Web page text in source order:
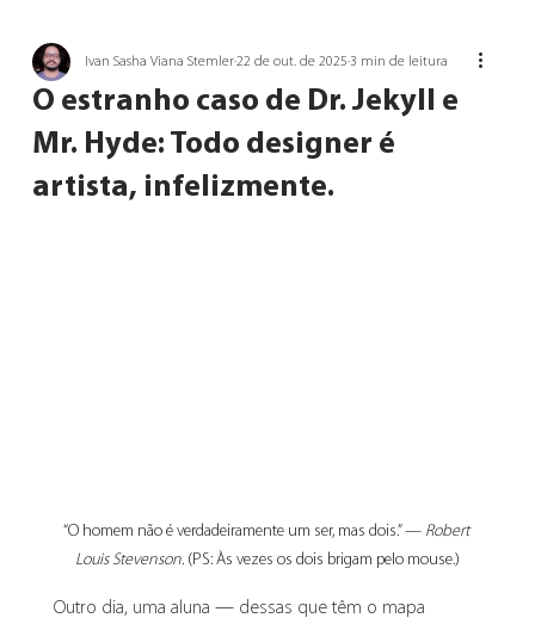
O estranho caso de Dr. Jekyll e
Mr. Hyde: Todo designer é
artista, infelizmente.
Ivan Sasha Viana Stemler22 de out. de 2025 3 min de leitura
“O homem não é verdadeiramente um ser, mas dois.” — Robert
Louis Stevenson. (PS: Às vezes os dois brigam pelo mouse.)
Outro dia, uma aluna — dessas que têm o mapa